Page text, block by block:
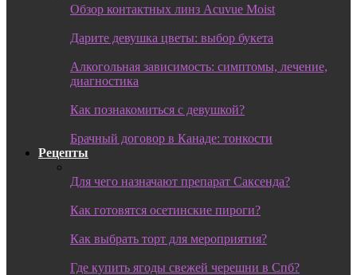
Обзор контактных линз Acuvue Moist
Дарите девушка цветы: выбор букета
Алкогольная зависимость: симптомы, лечение,
диагностика
Как познакомиться с девушкой?
Брачный договор в Канаде: тонкости
Рецепты
Для чего назначают препарат Саксенда?
Как готовятся осетинские пироги?
Как выбрать торт для мероприятия?
Где купить ягоды свежей черешни в Спб?